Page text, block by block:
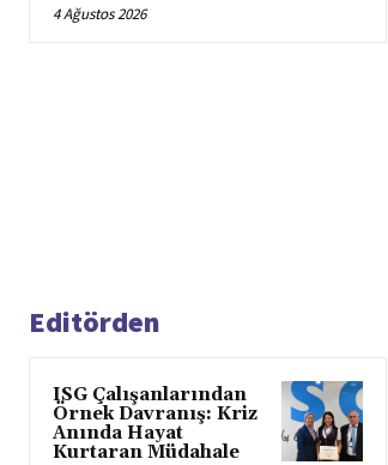
4 Ağustos 2026
Editörden
ISG Çalışanlarından
Örnek Davranış: Kriz
Anında Hayat
Kurtaran Müdahale